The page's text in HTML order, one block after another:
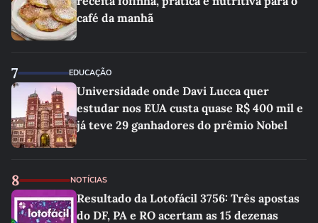
café da manhã
7 EDUCAÇÃO
Universidade onde Davi Lucca quer
estudar nos EUA custa quase R$ 400 mil e
já teve 29 ganhadores do prêmio Nobel
8 NOTÍCIAS
Resultado da Lotofácil 3756: Três apostas
do DF, PA e RO acertam as 15 dezenas